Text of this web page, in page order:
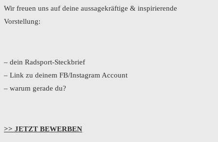
Wir freuen uns auf deine aussagekräftige & inspirierende
Vorstellung:
– dein Radsport-Steckbrief
– Link zu deinem FB/Instagram Account
– warum gerade du?
>> JETZT BEWERBEN